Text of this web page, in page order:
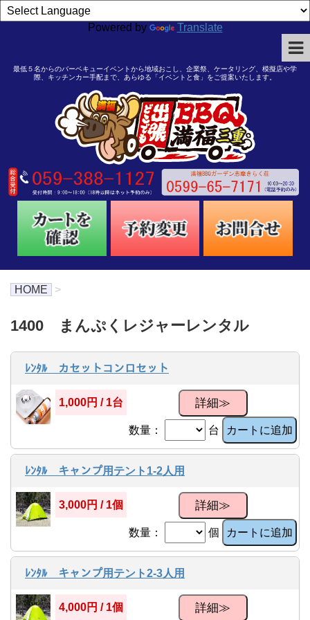
Powered by Translate
最低５名からのバーベキューイベントから地域おこし、企業祭、ケータリング、模擬店や学
際、キッチンカー手配まで、あらゆる「イベントと食」をご提案いたします。
HOME >
1400 まんぷくレジャーレンタル
ﾚﾝﾀﾙ カセットコンロセット
1,000円 / 1台 詳細≫
数量： 台 カートに追加
ﾚﾝﾀﾙ キャンプ用テント1-2人用
3,000円 / 1個 詳細≫
数量： 個 カートに追加
ﾚﾝﾀﾙ キャンプ用テント2-3人用
4,000円 / 1個 詳細≫